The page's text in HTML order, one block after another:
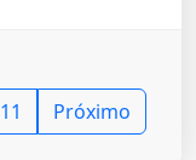
11 Próximo